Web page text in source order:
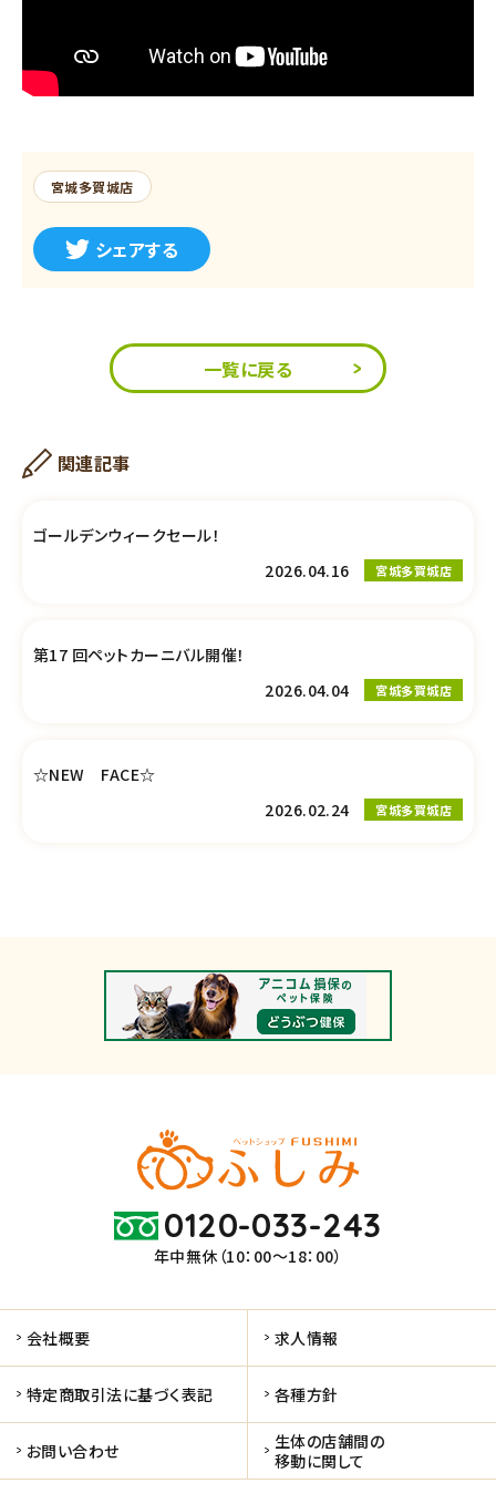
宮城多賀城店
シェアする
一覧に戻る
関連記事
ゴールデンウィークセール！
2026.04.16
宮城多賀城店
第17 回ペットカーニバル開催！
2026.04.04
宮城多賀城店
☆NEW FACE☆
2026.02.24
宮城多賀城店
0120-033-243
年中無休（10：00～18：00）
会社概要 求人情報
特定商取引法に基づく表記 各種方針
お問い合わせ
生体の店舗間の
移動に関して